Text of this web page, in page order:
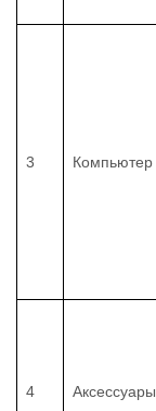
3 Компьютер
4 Аксессуары